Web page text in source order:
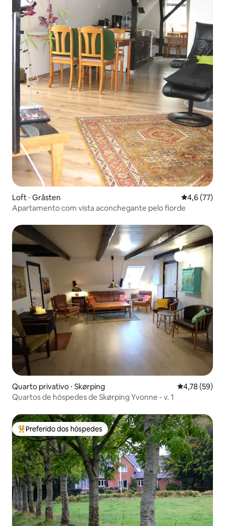
Loft ⋅ Gråsten 4,6 de uma
4,6 (77)
Apartamento com vista aconchegante pelo fiorde
Quarto privativo ⋅ Skørping 4,78 de uma
4,78 (59)
Quartos de hóspedes de Skørping Yvonne - v. 1
Entre os melhores preferidos dos hóspedes
Preferido dos hóspedes